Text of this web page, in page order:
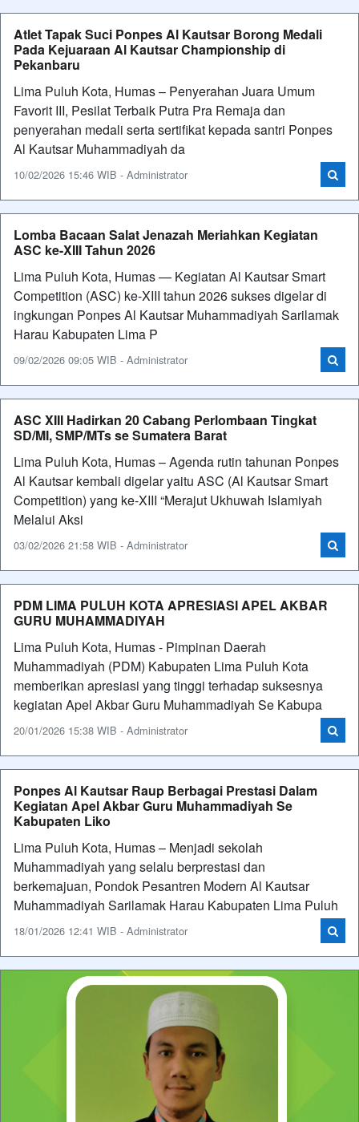
Atlet Tapak Suci Ponpes Al Kautsar Borong Medali
Pada Kejuaraan Al Kautsar Championship di
Pekanbaru
Lima Puluh Kota, Humas – Penyerahan Juara Umum
Favorit III, Pesilat Terbaik Putra Pra Remaja dan
penyerahan medali serta sertifikat kepada santri Ponpes
Al Kautsar Muhammadiyah da
10/02/2026 15:46 WIB - Administrator
Lomba Bacaan Salat Jenazah Meriahkan Kegiatan
ASC ke-XIII Tahun 2026
Lima Puluh Kota, Humas — Kegiatan Al Kautsar Smart
Competition (ASC) ke-XIII tahun 2026 sukses digelar di
ingkungan Ponpes Al Kautsar Muhammadiyah Sarilamak
Harau Kabupaten Lima P
09/02/2026 09:05 WIB - Administrator
ASC XIII Hadirkan 20 Cabang Perlombaan Tingkat
SD/MI, SMP/MTs se Sumatera Barat
Lima Puluh Kota, Humas – Agenda rutin tahunan Ponpes
Al Kautsar kembali digelar yaitu ASC (Al Kautsar Smart
Competition) yang ke-XIII “Merajut Ukhuwah Islamiyah
Melalui Aksi
03/02/2026 21:58 WIB - Administrator
PDM LIMA PULUH KOTA APRESIASI APEL AKBAR
GURU MUHAMMADIYAH
Lima Puluh Kota, Humas - Pimpinan Daerah
Muhammadiyah (PDM) Kabupaten Lima Puluh Kota
memberikan apresiasi yang tinggi terhadap suksesnya
kegiatan Apel Akbar Guru Muhammadiyah Se Kabupa
20/01/2026 15:38 WIB - Administrator
Ponpes Al Kautsar Raup Berbagai Prestasi Dalam
Kegiatan Apel Akbar Guru Muhammadiyah Se
Kabupaten Liko
Lima Puluh Kota, Humas – Menjadi sekolah
Muhammadiyah yang selalu berprestasi dan
berkemajuan, Pondok Pesantren Modern Al Kautsar
Muhammadiyah Sarilamak Harau Kabupaten Lima Puluh
18/01/2026 12:41 WIB - Administrator